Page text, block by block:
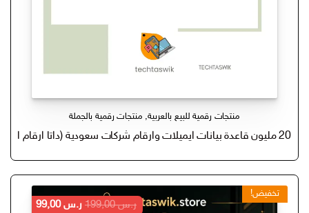
منتجات رقمية للبيع بالعربية, منتجات رقمية بالجملة
20 مليون قاعدة بيانات ايميلات وارقام شركات سعودية (داتا ارقام ايميلات عملاء للتسويق والمبيعات)
تخفيض!
ر.س199,00
السعر
ر.س99,00
السعر